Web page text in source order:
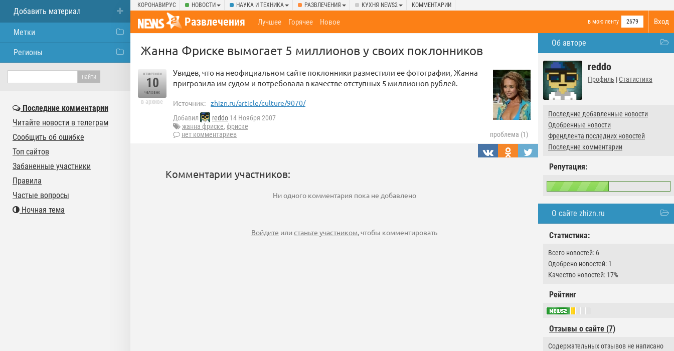
КОРОНАВИРУС НОВОСТИ НАУКА И ТЕХНИКА РАЗВЛЕЧЕНИЯ КУХНЯ NEWS2 КОММЕНТАРИИ
Вход
Развлечения в мою ленту 2679
Лучшее Горячее Новое
Об авторе
reddo
Профиль | Статистика
Последние добавленные новости
Одобренные новости
Френдлента последних новостей
Последние комментарии
Репутация:
О сайте zhizn.ru
Статистика:
Всего новостей: 6
Одобрено новостей: 1
Качество новостей: 17%
Рейтинг
Отзывы о сайте (7)
Содержательных отзывов не написано
Жанна Фриске вымогает 5 миллионов у своих поклонников
отметили
10
человек
в архиве
Увидев, что на неофициальном сайте поклонники разместили ее фотографии, Жанна
пригрозила им судом и потребовала в качестве отступных 5 миллионов рублей.
Источник: zhizn.ru/article/culture/9070/
Добавил reddo 14 Ноября 2007
жанна фриске, фриске
нет комментариев
проблема (1)
Комментарии участников:
Ни одного комментария пока не добавлено
Войдите илистаньте участником, чтобы комментировать
Добавить материал
Метки
Регионы
Последние комментарии
Читайте новости в телеграм
Сообщить об ошибке
Топ сайтов
Забаненные участники
Правила
Частые вопросы
Ночная тема